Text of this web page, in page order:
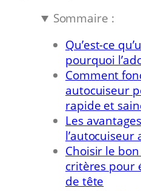
Sommaire :
Qu’est-ce
pourquoi
Comment
autocuiseur
rapide et
Les
l’autocuiseur
Choisir le
critères pour
de tête